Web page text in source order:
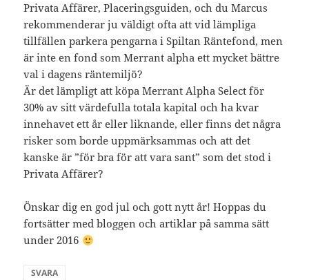
Privata Affärer, Placeringsguiden, och du Marcus
rekommenderar ju väldigt ofta att vid lämpliga
tillfällen parkera pengarna i Spiltan Räntefond, men
är inte en fond som Merrant alpha ett mycket bättre
val i dagens räntemiljö?
Är det lämpligt att köpa Merrant Alpha Select för
30% av sitt värdefulla totala kapital och ha kvar
innehavet ett år eller liknande, eller finns det några
risker som borde uppmärksammas och att det
kanske är ”för bra för att vara sant” som det stod i
Privata Affärer?
Önskar dig en god jul och gott nytt år! Hoppas du
fortsätter med bloggen och artiklar på samma sätt
under 2016
SVARA